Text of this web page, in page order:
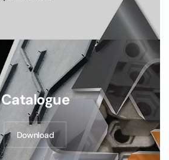
Catalogue
Download